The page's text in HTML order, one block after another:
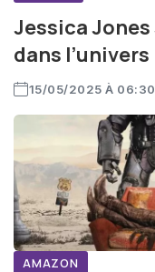
Jessica
dans
15/05/2025 À 06:30
AMAZON